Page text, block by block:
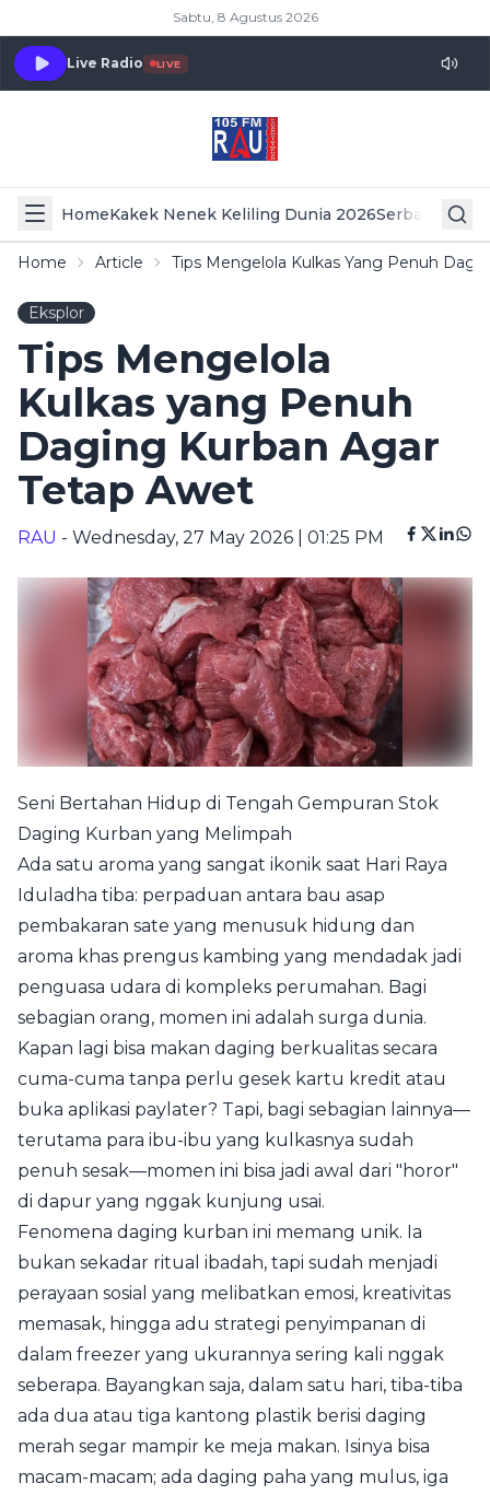
Sabtu, 8 Agustus 2026
Live Radio LIVE
HomeKakek Nenek Keliling Dunia 2026Serba Serbi
Home Article Tips Mengelola Kulkas Yang Penuh
Eksplor
Tips Mengelola
Kulkas yang Penuh
Daging Kurban Agar
Tetap Awet
RAU - Wednesday, 27 May 2026 | 01:25 PM
Seni Bertahan Hidup di Tengah Gempuran Stok
Daging Kurban yang Melimpah
Ada satu aroma yang sangat ikonik saat Hari Raya
Iduladha tiba: perpaduan antara bau asap
pembakaran sate yang menusuk hidung dan
aroma khas prengus kambing yang mendadak jadi
penguasa udara di kompleks perumahan. Bagi
sebagian orang, momen ini adalah surga dunia.
Kapan lagi bisa makan daging berkualitas secara
cuma-cuma tanpa perlu gesek kartu kredit atau
buka aplikasi paylater? Tapi, bagi sebagian lainnya—
terutama para ibu-ibu yang kulkasnya sudah
penuh sesak—momen ini bisa jadi awal dari "horor"
di dapur yang nggak kunjung usai.
Fenomena daging kurban ini memang unik. Ia
bukan sekadar ritual ibadah, tapi sudah menjadi
perayaan sosial yang melibatkan emosi, kreativitas
memasak, hingga adu strategi penyimpanan di
dalam freezer yang ukurannya sering kali nggak
seberapa. Bayangkan saja, dalam satu hari, tiba-tiba
ada dua atau tiga kantong plastik berisi daging
merah segar mampir ke meja makan. Isinya bisa
macam-macam; ada daging paha yang mulus, iga